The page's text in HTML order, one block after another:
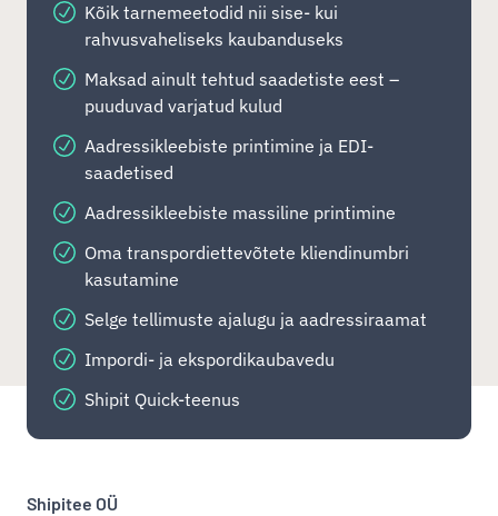
Kõik tarnemeetodid nii sise- kui
rahvusvaheliseks kaubanduseks
Maksad ainult tehtud saadetiste eest –
puuduvad varjatud kulud
Aadressikleebiste printimine ja EDI-
saadetised
Aadressikleebiste massiline printimine
Oma transpordiettevõtete kliendinumbri
kasutamine
Selge tellimuste ajalugu ja aadressiraamat
Impordi- ja ekspordikaubavedu
Shipit Quick-teenus
Shipitee OÜ